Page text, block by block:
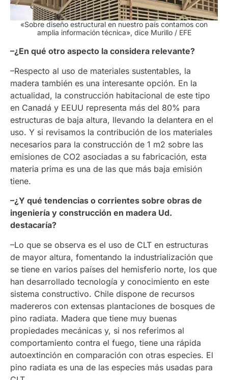
«Sobre diseño estructural en nuestro país contamos con
amplia información técnica», dice Murillo/ EFE
–¿En qué otro aspecto la considera relevante?
–Respecto al uso de materiales sustentables, la
madera también es una interesante opción. En la
actualidad, la construcción habitacional de este tipo
en Canadá y EEUU representa más del 80% para
estructuras de baja altura, llevando la delantera en el
uso. Y si revisamos la contribución de los materiales
necesarios para la construcción de 1 m2 sobre las
emisiones de CO2 asociadas a su fabricación, esta
materia prima es una de las que más baja emisión
tiene.
–¿Y qué tendencias o corrientes sobre obras de
ingeniería y construcción en madera Ud.
destacaría?
–Lo que se observa es el uso de CLT en estructuras
de mayor altura, fomentando la industrialización que
se tiene en varios países del hemisferio norte, los que
han desarrollado tecnología y conocimiento en este
sistema constructivo. Chile dispone de recursos
madereros con extensas plantaciones de bosques de
pino radiata. Madera que tiene muy buenas
propiedades mecánicas y, si nos referimos al
comportamiento contra el fuego, tiene una rápida
autoextinción en comparación con otras especies. El
pino radiata es una de las especies más usadas para